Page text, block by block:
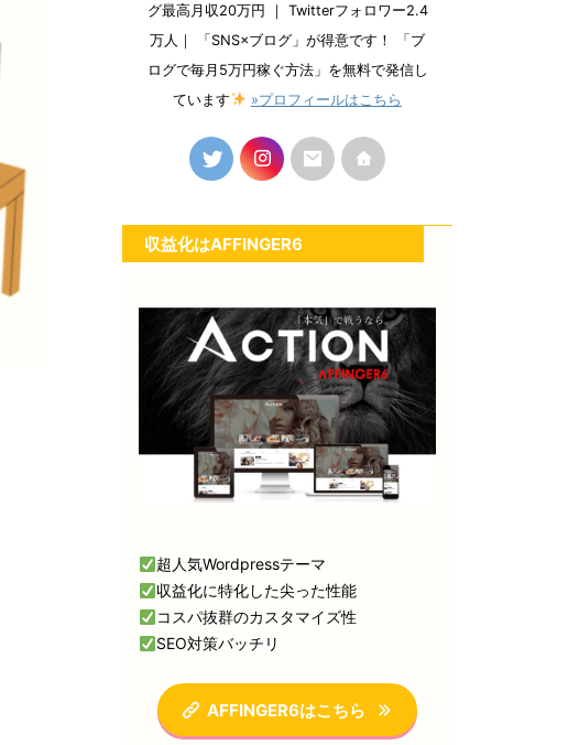
グ最高月収20万円 ｜ Twitterフォロワー2.4
万人｜ 「SNS×ブログ」が得意です！ 「ブ
ログで毎月5万円稼ぐ方法」を無料で発信し
ています
»プロフィールはこちら
収益化はAFFINGER6
超人気Wordpressテーマ
収益化に特化した尖った性能
コスパ抜群のカスタマイズ性
SEO対策バッチリ
AFFINGER6はこちら